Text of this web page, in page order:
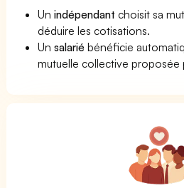
Unindépendant choisit sa
déduire les cotisations.
Unsalarié bénéficie
mutuelle collective proposée